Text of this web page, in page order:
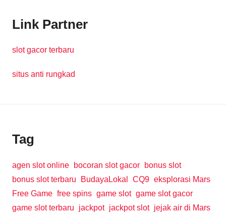
Link Partner
slot gacor terbaru
situs anti rungkad
Tag
agen slot online bocoran slot gacor
bonus slot
bonus slot terbaru
BudayaLokal CQ9 eksplorasi Mars
Free Game free spins game slot game slot gacor
game slot terbaru
jackpot jackpot slot jejak air di Mars